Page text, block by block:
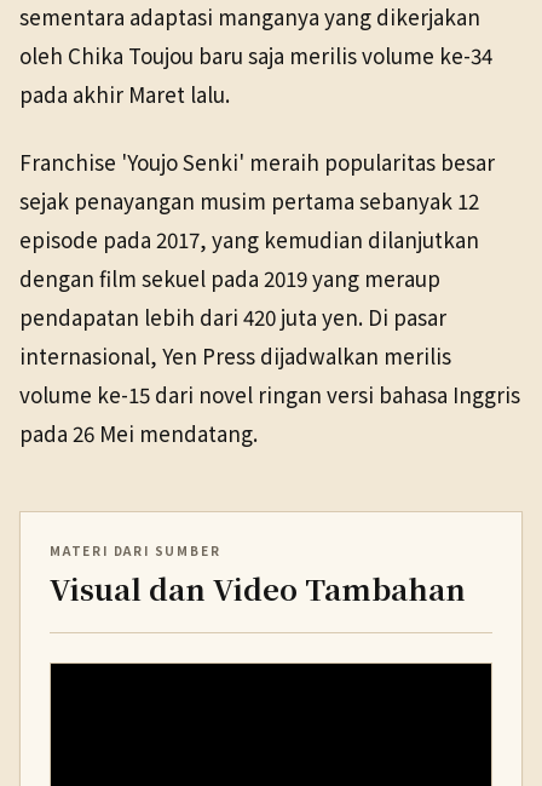
sementara adaptasi manganya yang dikerjakan
oleh Chika Toujou baru saja merilis volume ke-34
pada akhir Maret lalu.
Franchise 'Youjo Senki' meraih popularitas besar
sejak penayangan musim pertama sebanyak 12
episode pada 2017, yang kemudian dilanjutkan
dengan film sekuel pada 2019 yang meraup
pendapatan lebih dari 420 juta yen. Di pasar
internasional, Yen Press dijadwalkan merilis
volume ke-15 dari novel ringan versi bahasa Inggris
pada 26 Mei mendatang.
MATERI DARI SUMBER
Visual dan Video Tambahan